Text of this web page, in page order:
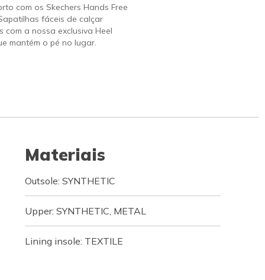
com os Skechers Hands Free
fáceis de calçar
com a nossa exclusiva Heel
mantém o pé no lugar.
Materiais
Outsole: SYNTHETIC
Upper: SYNTHETIC, METAL
Lining insole: TEXTILE